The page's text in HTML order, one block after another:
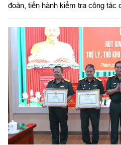
đoàn, tiến hành kiểm tra công tác
đại biểu các phòng chức năng